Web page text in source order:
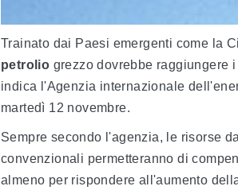
Trainato dai Paesi emergenti come la
petrolio grezzo dovrebbe raggiungere
indica l'Agenzia internazionale
martedì 12 novembre.
Sempre secondo l'agenzia, le risorse
convenzionali permetteranno di
almeno per rispondere all'aumento